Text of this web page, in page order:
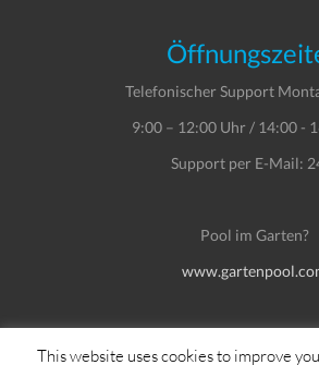
Telefonischer Support
9:00 – 12:00 Uhr / 14:00 -
Support per E-Mail:
Pool im Garten?
This website uses cookies to improve